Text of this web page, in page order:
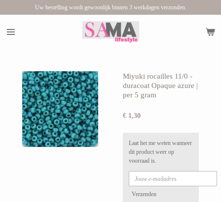
de
Uw bestelling wordt gewoonlijk binnen 3 werkdagen verzonden.
Miyuki rocailles 11/0 -
duracoat Opaque azure |
per 5 gram
€ 1,30
Laat het me weten wanneer
dit product weer op
voorraad is.
Verzenden